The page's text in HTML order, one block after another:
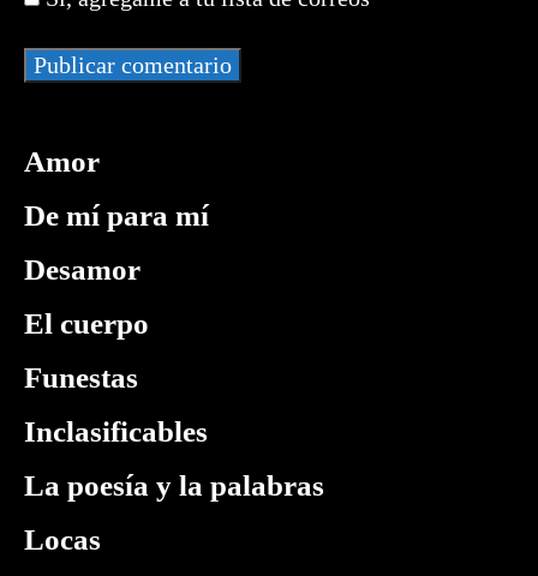
(opcional)
Amor
De mí para mí
Desamor
El cuerpo
Funestas
Inclasificables
La poesía y la palabras
Locas